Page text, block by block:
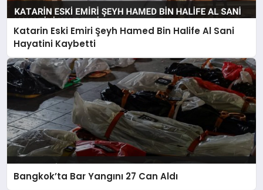
Katarin Eski Emiri Şeyh Hamed Bin Halife Al Sani
Hayatini Kaybetti
Bangkok’ta Bar Yangını 27 Can Aldı